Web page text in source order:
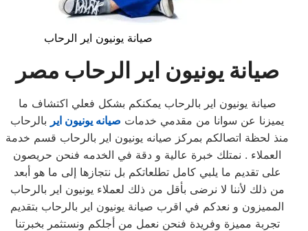
صيانة يونيون اير الرحاب
صيانة يونيون اير الرحاب مصر
صيانة يونيون اير بالرحاب يمكنكم بشكل فعلي اكتشاف ما
يميزنا عن سوانا من مقدمي خدمات صيانه يونيون اير بالرحاب
منذ لحظة اتصالكم بمركز صيانه يونيون اير بالرحاب قسم خدمة
العملاء . نمتلك خبرة عالية و دقة في الخدمه فنحن حريصون
على تقديم ما يلبي كامل تطلعاتكم بل نتجازها إلى ما هو أبعد
من ذلك لأننا لا نرضى بأقل من ذلك لعملاء يونيون اير بالرحاب
المميزون و نعدكم في اقرب صيانة يونيون اير بالرحاب بتقديم
تجربة مميزة وفريدة فنحن نعمل من أجلكم ونستثمر بخبرتنا